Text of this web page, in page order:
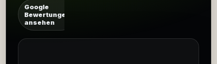
Google
Bewertungen
ansehen